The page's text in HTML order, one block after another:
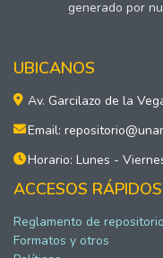
generado por
UBICANOS
Av. Garcilazo de la
Email:
Horario: Lunes -
ACCESOS RÁPIDOS
Reglamento de repositorio
Formatos y otros